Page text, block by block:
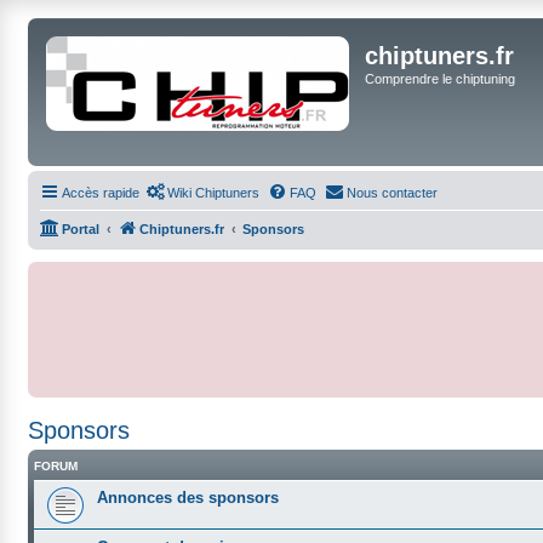
chiptuners.fr
Comprendre le chiptuning
Accès rapide Wiki Chiptuners FAQ Nous contacter
Portal Chiptuners.fr Sponsors
Sponsors
FORUM
Annonces des sponsors